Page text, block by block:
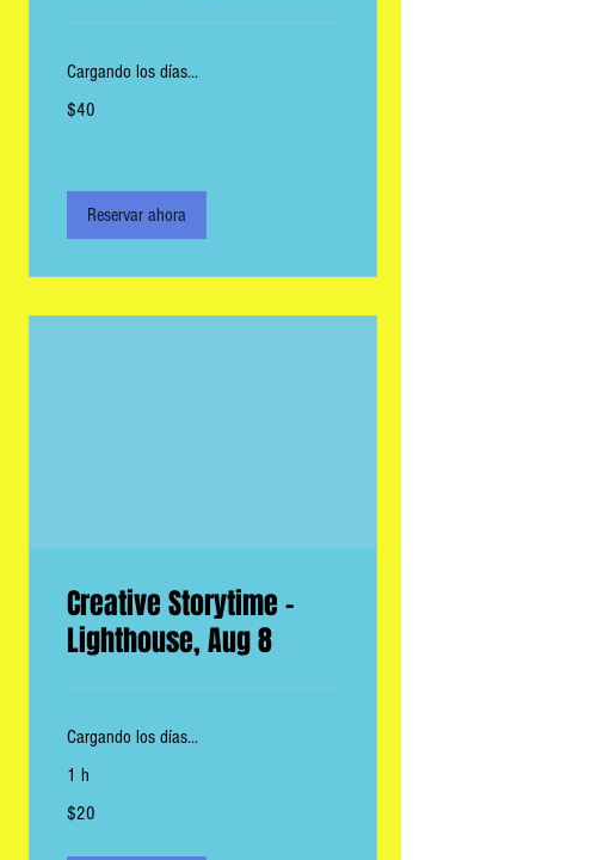
Cargando los días...
dólares
$40
Reservar ahora
Creative Storytime -
Lighthouse, Aug 8
Cargando los días...
1 h
dólares
$20